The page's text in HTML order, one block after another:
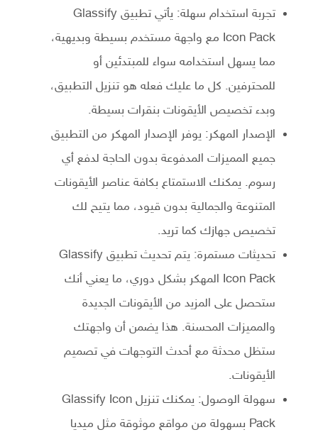
تجربة استخدام سهلة: يأتي تطبيق Glassify
Icon Pack مع واجهة مستخدم بسيطة وبديهية،
مما يسهل استخدامه سواء للمبتدئين أو
للمحترفين. كل ما عليك فعله هو تنزيل التطبيق،
وبدء تخصيص الأيقونات بنقرات بسيطة.
الإصدار المهكر: يوفر الإصدار المهكر من التطبيق
جميع المميزات المدفوعة بدون الحاجة لدفع أي
رسوم. يمكنك الاستمتاع بكافة عناصر الأيقونات
المتنوعة والجمالية بدون قيود، مما يتيح لك
تخصيص جهازك كما تريد.
تحديثات مستمرة: يتم تحديث تطبيق Glassify
Icon Pack المهكر بشكل دوري، ما يعني أنك
ستحصل على المزيد من الأيقونات الجديدة
والمميزات المحسنة. هذا يضمن أن واجهتك
ستظل محدثة مع أحدث التوجهات في تصميم
الأيقونات.
سهولة الوصول: يمكنك تنزيل Glassify Icon
Pack بسهولة من مواقع موثوقة مثل ميديا